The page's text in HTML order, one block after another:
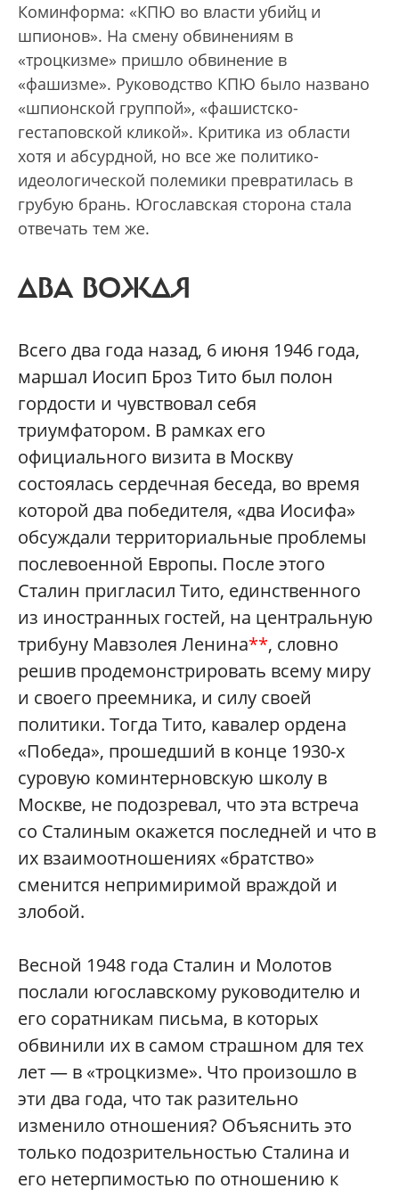
Коминформа: «КПЮ во власти убийц и
шпионов». На смену обвинениям в
«троцкизме» пришло обвинение в
«фашизме». Руководство КПЮ было названо
«шпионской группой», «фашистско-
гестаповской кликой». Критика из области
хотя и абсурдной, но все же политико-
идеологической полемики превратилась в
грубую брань. Югославская сторона стала
отвечать тем же.
ДВА ВОЖДЯ
Всего два года назад, 6 июня 1946 года,
маршал Иосип Броз Тито был полон
гордости и чувствовал себя
триумфатором. В рамках его
официального визита в Москву
состоялась сердечная беседа, во время
которой два победителя, «два Иосифа»
обсуждали территориальные проблемы
послевоенной Европы. После этого
Сталин пригласил Тито, единственного
из иностранных гостей, на центральную
трибуну Мавзолея Ленина**, словно
решив продемонстрировать всему миру
и своего преемника, и силу своей
политики. Тогда Тито, кавалер ордена
«Победа», прошедший в конце 1930-х
суровую коминтерновскую школу в
Москве, не подозревал, что эта встреча
со Сталиным окажется последней и что в
их взаимоотношениях «братство»
сменится непримиримой враждой и
злобой.
Весной 1948 года Сталин и Молотов
послали югославскому руководителю и
его соратникам письма, в которых
обвинили их в самом страшном для тех
лет — в «троцкизме». Что произошло в
эти два года, что так разительно
изменило отношения? Объяснить это
только подозрительностью Сталина и
его нетерпимостью по отношению к